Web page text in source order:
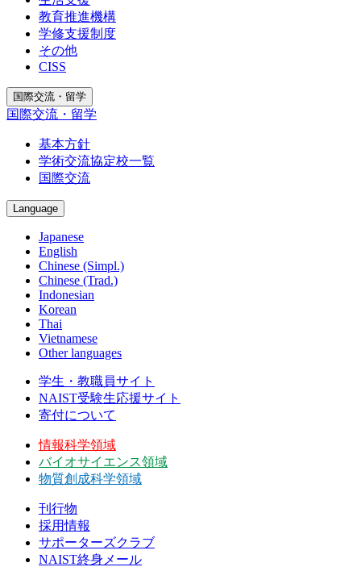
教育推進機構
学修支援制度
その他
CISS
国際交流・留学
国際交流・留学
基本方針
学術交流協定校一覧
国際交流
Language
Japanese
English
Chinese (Simpl.)
Chinese (Trad.)
Indonesian
Korean
Thai
Vietnamese
Other languages
学生・教職員サイト
NAIST受験生応援サイト
寄付について
情報科学領域
バイオサイエンス領域
物質創成科学領域
刊行物
採用情報
サポーターズクラブ
NAIST終身メール